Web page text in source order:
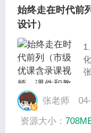
始终走在时代前
设计）
张老师
资源大小：